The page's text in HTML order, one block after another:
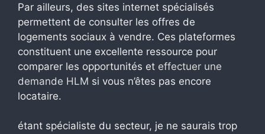
Par ailleurs, des sites internet spécialisés
permettent de consulter les offres de
logements sociaux à vendre. Ces plateformes
constituent une excellente ressource pour
comparer les opportunités et effectuer une
demande HLM si vous n’êtes pas encore
locataire.
étant spécialiste du secteur, je ne saurais trop